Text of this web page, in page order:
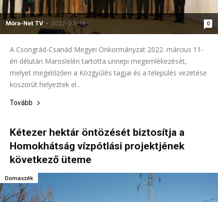
Móra-Net TV - 2022-03-18 0
A Csongrád-Csanád Megyei Önkormányzat 2022. március 11-
én délután Maroslelén tartotta ünnepi megemlékezését,
melyet megelőzően a Közgyűlés tagjai és a település vezetése
koszorút helyeztek el...
Tovább
Kétezer hektár öntözését biztosítja a
Homokhátság vízpótlási projektjének
következő üteme
Domaszék